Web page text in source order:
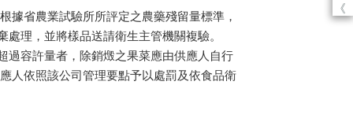
《
省農業試驗所所評定之農藥殘留量標準，
理，並將樣品送請衛生主管機關複驗。
容許量者，除銷燬之果菜應由供應人自行
依照該公司管理要點予以處罰及依食品衛